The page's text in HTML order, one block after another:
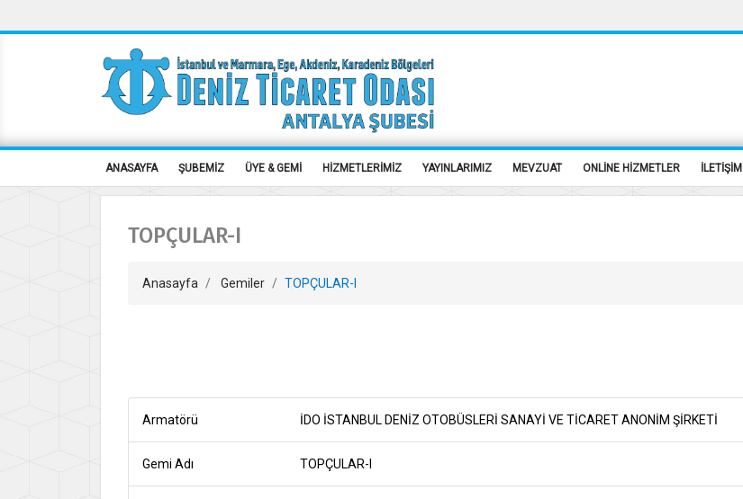
ANASAYFA ŞUBEMİZ ÜYE & GEMİ HİZMETLERİMİZ YAYINLARIMIZ MEVZUAT ONLİNE HİZMETLER İLETİŞİM
TOPÇULAR-I
Anasayfa Gemiler TOPÇULAR-I
Armatörü İDO İSTANBUL DENİZ OTOBÜSLERİ SANAYİ VE TİCARET ANONİM ŞİRKETİ
Gemi Adı TOPÇULAR-I